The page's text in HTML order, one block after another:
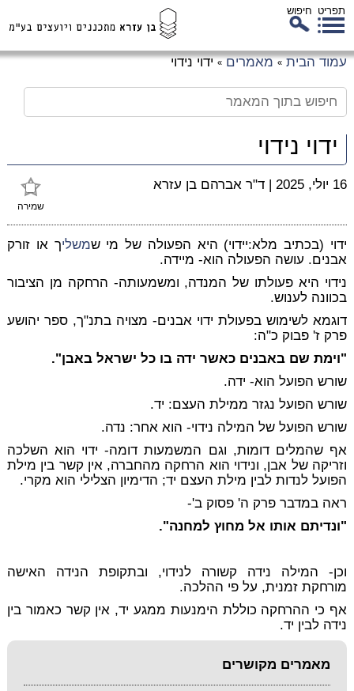
תפריט חיפוש
עמוד הבית » מאמרים » ידוי נידוי
ידוי נידוי
שמירה
16 יולי, 2025 | ד"ר אברהם בן עזרא
ידוי (בכתיב מלא:יידוי) היא הפעולה של מי שמשליך או זורק
אבנים. עושה הפעולה הוא- מיידה.
נידוי היא פעולתו של המנדה, ומשמעותה- הרחקה מן הציבור
בכוונה לענוש.
דוגמא לשימוש בפעולת ידוי אבנים- מצויה בתנ"ך, ספר יהושע
פרק ז' פבוק כ"ה:
"וימת שם באבנים כאשר ידה בו כל ישראל באבן".
שורש הפועל הוא- ידה.
שורש הפועל נגזר ממילת העצם: יד.
שורש הפועל של המילה נידוי- הוא אחר: נדה.
אף שהמלים דומות, וגם המשמעות דומה- ידוי הוא השלכה
וזריקה של אבן, ונידוי הוא הרחקה מהחברה, אין קשר בין מילת
הפועל לנדות לבין מילת העצם יד; הדימיון הצלילי הוא מקרי.
ראה במדבר פרק ה' פסוק ב'-
"ונדיתם אותו אל מחוץ למחנה".
וכן- המילה נידה קשורה לנידוי, ובתקופת הנידה האישה
מורחקת זמנית, על פי ההלכה.
אף כי ההרחקה כוללת הימנעות ממגע יד, אין קשר כאמור בין
נידה לבין יד.
מאמרים מקושרים